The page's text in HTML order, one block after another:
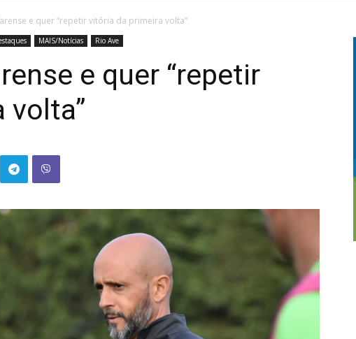
e quer “repetir vitória da primeira volta”
MAIS/Notícias Rio Ave
e quer “repetir
volta”